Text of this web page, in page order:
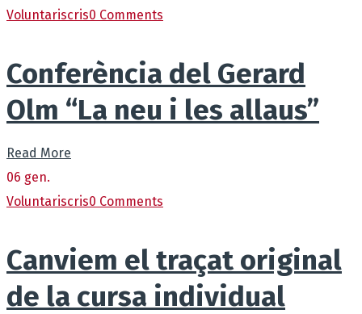
Voluntariscris0 Comments
Conferència del Gerard
Olm “La neu i les allaus”
Read More
06 gen.
Voluntariscris0 Comments
Canviem el traçat original
de la cursa individual